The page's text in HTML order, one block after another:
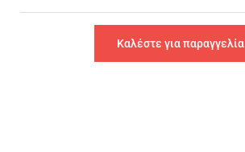
Καλέστε για παραγγελία